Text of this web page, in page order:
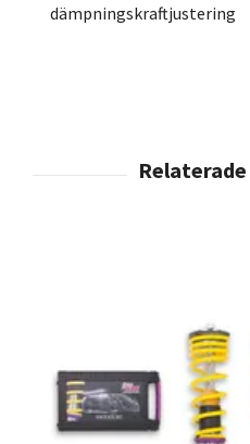
dämpningskraftjustering